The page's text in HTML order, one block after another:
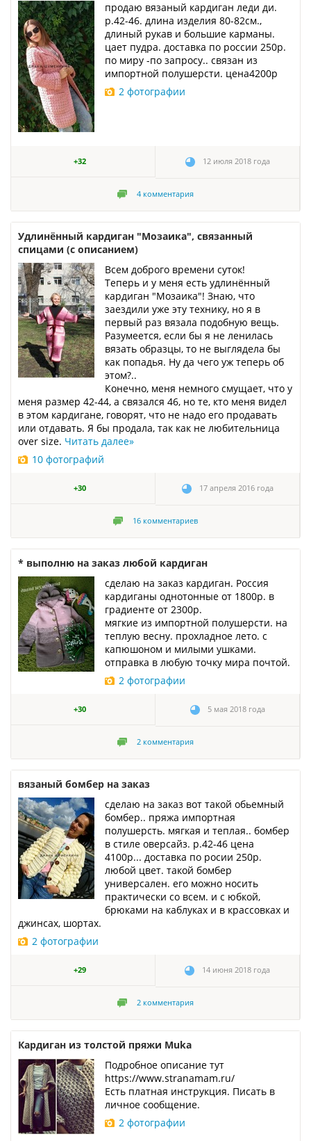
продаю вязаный кардиган леди ди.
р.42-46. длина изделия 80-82см.,
длиный рукав и большие карманы.
цает пудра. доставка по россии 250р.
по миру -по запросу.. связан из
импортной полушерсти. цена4200р
2 фотографии
+32 12 июля 2018 года
4 комментария
Удлинённый кардиган "Мозаика", связанный
спицами (с описанием)
Всем доброго времени суток!
Теперь и у меня есть удлинённый
кардиган "Мозаика"! Знаю, что
заездили уже эту технику, но я в
первый раз вязала подобную вещь.
Разумеется, если бы я не ленилась
вязать образцы, то не выглядела бы
как попадья. Ну да чего уж теперь об
этом?..
Конечно, меня немного смущает, что у
меня размер 42-44, а связался 46, но те, кто меня видел
в этом кардигане, говорят, что не надо его продавать
или отдавать. Я бы продала, так как не любительница
over size. Читать далее»
10 фотографий
+30 17 апреля 2016 года
16 комментариев
* выполню на заказ любой кардиган
сделаю на заказ кардиган. Россия
кардиганы однотонные от 1800р. в
градиенте от 2300р.
мягкие из импортной полушерсти. на
теплую весну. прохладное лето. с
капюшоном и милыми ушками.
отправка в любую точку мира почтой.
2 фотографии
+30 5 мая 2018 года
2 комментария
вязаный бомбер на заказ
сделаю на заказ вот такой обьемный
бомбер.. пряжа импортная
полушерсть. мягкая и теплая.. бомбер
в стиле оверсайз. р.42-46 цена
4100р... доставка по росии 250р.
любой цвет. такой бомбер
универсален. его можно носить
практически со всем. и с юбкой,
брюками на каблуках и в крассовках и
джинсах, шортах.
2 фотографии
+29 14 июня 2018 года
2 комментария
Кардиган из толстой пряжи Muka
Подробное описание тут
https://www.stranamam.ru/
Есть платная инструкция. Писать в
личное сообщение.
2 фотографии